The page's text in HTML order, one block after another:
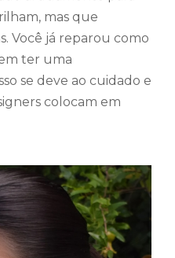
mas que
Você já reparou como
ter uma
se deve ao cuidado e
colocam em